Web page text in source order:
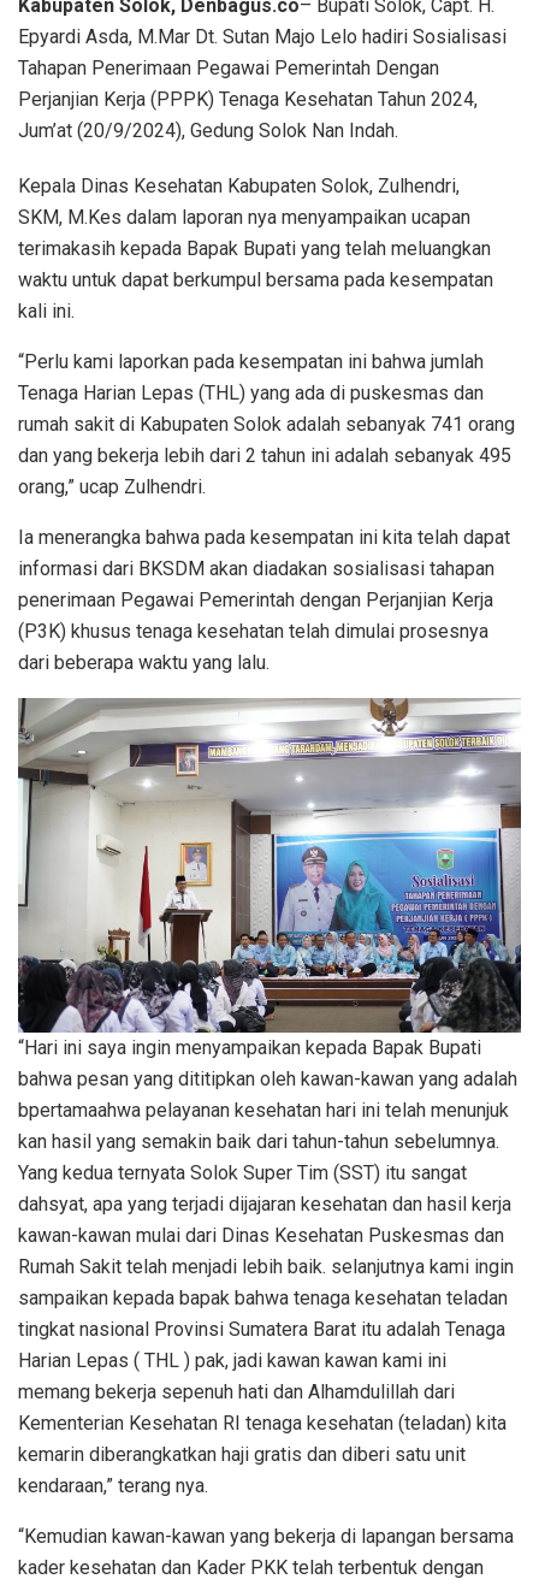
Kabupaten Solok, Denbagus.co– Bupati Solok, Capt. H.
Epyardi Asda, M.Mar Dt. Sutan Majo Lelo hadiri Sosialisasi
Tahapan Penerimaan Pegawai Pemerintah Dengan
Perjanjian Kerja (PPPK) Tenaga Kesehatan Tahun 2024,
Jum’at (20/9/2024), Gedung Solok Nan Indah.
Kepala Dinas Kesehatan Kabupaten Solok, Zulhendri,
SKM, M.Kes dalam laporan nya menyampaikan ucapan
terimakasih kepada Bapak Bupati yang telah meluangkan
waktu untuk dapat berkumpul bersama pada kesempatan
kali ini.
“Perlu kami laporkan pada kesempatan ini bahwa jumlah
Tenaga Harian Lepas (THL) yang ada di puskesmas dan
rumah sakit di Kabupaten Solok adalah sebanyak 741 orang
dan yang bekerja lebih dari 2 tahun ini adalah sebanyak 495
orang,” ucap Zulhendri.
Ia menerangka bahwa pada kesempatan ini kita telah dapat
informasi dari BKSDM akan diadakan sosialisasi tahapan
penerimaan Pegawai Pemerintah dengan Perjanjian Kerja
(P3K) khusus tenaga kesehatan telah dimulai prosesnya
dari beberapa waktu yang lalu.
“Hari ini saya ingin menyampaikan kepada Bapak Bupati
bahwa pesan yang dititipkan oleh kawan-kawan yang adalah
bpertamaahwa pelayanan kesehatan hari ini telah menunjuk
kan hasil yang semakin baik dari tahun-tahun sebelumnya.
Yang kedua ternyata Solok Super Tim (SST) itu sangat
dahsyat, apa yang terjadi dijajaran kesehatan dan hasil kerja
kawan-kawan mulai dari Dinas Kesehatan Puskesmas dan
Rumah Sakit telah menjadi lebih baik. selanjutnya kami ingin
sampaikan kepada bapak bahwa tenaga kesehatan teladan
tingkat nasional Provinsi Sumatera Barat itu adalah Tenaga
Harian Lepas ( THL ) pak, jadi kawan kawan kami ini
memang bekerja sepenuh hati dan Alhamdulillah dari
Kementerian Kesehatan RI tenaga kesehatan (teladan) kita
kemarin diberangkatkan haji gratis dan diberi satu unit
kendaraan,” terang nya.
“Kemudian kawan-kawan yang bekerja di lapangan bersama
kader kesehatan dan Kader PKK telah terbentuk dengan